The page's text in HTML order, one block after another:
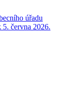
úřadu
5. června 2026.